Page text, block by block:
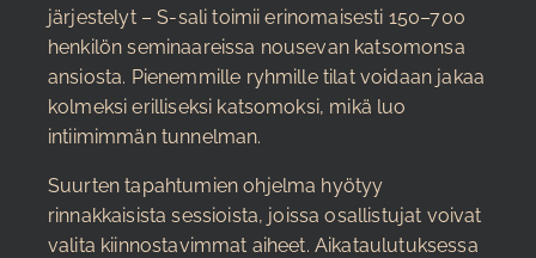
järjestelyt – S-sali toimii erinomaisesti 150–700
henkilön seminaareissa nousevan katsomonsa
ansiosta. Pienemmille ryhmille tilat voidaan jakaa
kolmeksi erilliseksi katsomoksi, mikä luo
intiimimmän tunnelman.
Suurten tapahtumien ohjelma hyötyy
rinnakkaisista sessioista, joissa osallistujat voivat
valita kiinnostavimmat aiheet. Aikataulutuksessa